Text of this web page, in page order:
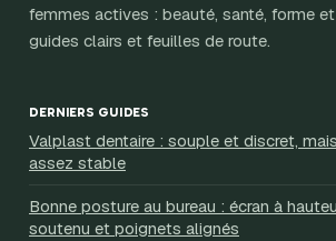
femmes actives : beauté, santé, forme et
guides clairs et feuilles de route.
DERNIERS GUIDES
Valplast dentaire : souple et discret,
assez stable
Bonne posture au bureau : écran à
soutenu et poignets alignés